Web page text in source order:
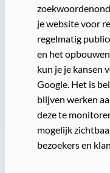
je website voor
regelmatig
en het
kun je je kansen
Google. Het is
blijven werken
deze te
mogelijk
bezoekers en